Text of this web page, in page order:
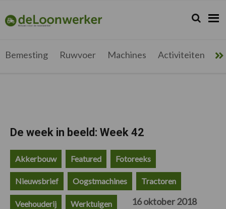
de
hoofdnavigatie
de
hoofd
de
eerste
de
voettekst
deloonwerker.be Zoeken...
Zoek
Bemesting Ruwvoer Machines Activiteiten
De week in beeld: Week 42
Akkerbouw Featured Fotoreeks
Nieuwsbrief Oogstmachines Tractoren
Veehouderij Werktuigen 16 oktober 2018